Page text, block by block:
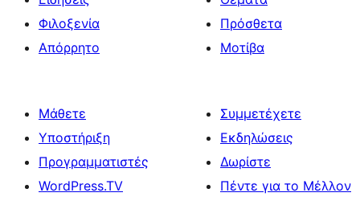
Φιλοξενία
Απόρρητο
Πρόσθετα
Μοτίβα
Μάθετε
Υποστήριξη
Προγραμματιστές
WordPress.TV
Συμμετέχετε
Εκδηλώσεις
Δωρίστε
Πέντε για το Μέλλον